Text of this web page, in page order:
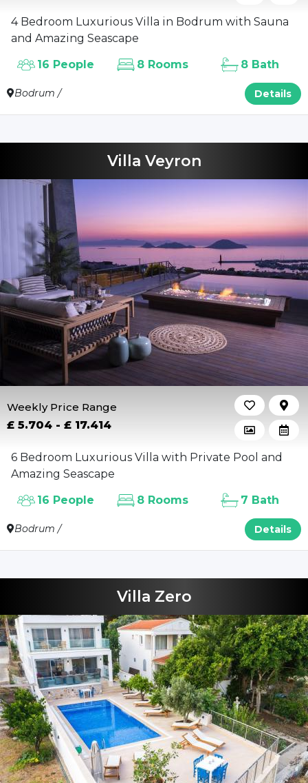
4 Bedroom Luxurious Villa in Bodrum with Sauna
and Amazing Seascape
Bodrum / Details
16 People 8 Rooms 8 Bath
Villa Veyron
Weekly Price Range
£ 5.704 - £ 17.414
6 Bedroom Luxurious Villa with Private Pool and
Amazing Seascape
Bodrum / Details
16 People 8 Rooms 7 Bath
Villa Zero